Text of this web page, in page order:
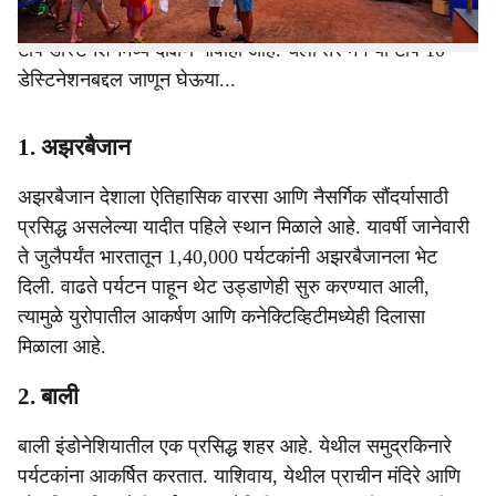
लोकांनी सर्च केलेल्या टॉप 10 डेस्टिनेशनबद्दल सांगितले आहे. या 10
टॉप डेस्टिनेशनमध्ये दक्षिण गोवाही आहे. चला तर मग या टॉप 10
डेस्टिनेशनबद्दल जाणून घेऊया...
1. अझरबैजान
अझरबैजान देशाला ऐतिहासिक वारसा आणि नैसर्गिक सौंदर्यासाठी
प्रसिद्ध असलेल्या यादीत पहिले स्थान मिळाले आहे. यावर्षी जानेवारी
ते जुलैपर्यंत भारतातून 1,40,000 पर्यटकांनी अझरबैजानला भेट
दिली. वाढते पर्यटन पाहून थेट उड्डाणेही सुरु करण्यात आली,
त्यामुळे युरोपातील आकर्षण आणि कनेक्टिव्हिटीमध्येही दिलासा
मिळाला आहे.
2. बाली
बाली इंडोनेशियातील एक प्रसिद्ध शहर आहे. येथील समुद्रकिनारे
पर्यटकांना आकर्षित करतात. याशिवाय, येथील प्राचीन मंदिरे आणि